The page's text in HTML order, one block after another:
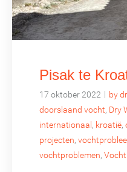
Pisak te
17 oktober 2022 | by
doorslaand vocht, Dry
internationaal, kroatië,
projecten,
vochtproblemen,